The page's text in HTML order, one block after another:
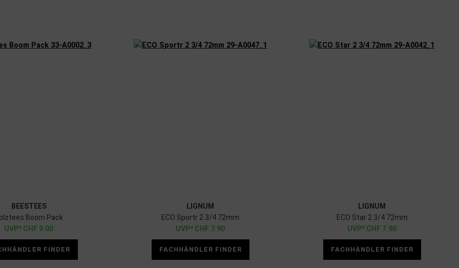
BEESTEES
Boom Pack
CHF 9.00
FINDER
LIGNUM
ECO Sportr 2 3/4 72mm
CHF 7.90
FACHHÄNDLER FINDER
LIGNUM
ECO Star 2 3/4 72mm
CHF 7.90
FACHHÄNDLER FINDER